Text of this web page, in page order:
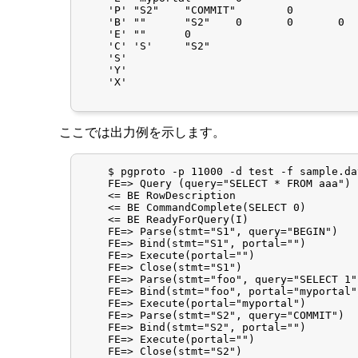
    'P'	"S2"	"COMMIT"	0
    'B'	""	"S2"	0	0	0
    'E'	""	0
    'C'	'S'	"S2"
    'S'
    'Y'
    'X'
ここでは出力例を示します。
$ pgproto -p 11000 -d test -f
    FE=> Query (query="SELECT * FROM aaa")
    <= BE RowDescription
    <= BE CommandComplete(SELECT 0)
    <= BE ReadyForQuery(I)
    FE=> Parse(stmt="S1", query="BEGIN")
    FE=> Bind(stmt="S1", portal="")
    FE=> Execute(portal="")
    FE=> Close(stmt="S1")
FE=> Parse(stmt="foo", query="SELECT
FE=> Bind(stmt="foo",
    FE=> Execute(portal="myportal")
    FE=> Parse(stmt="S2", query="COMMIT")
    FE=> Bind(stmt="S2", portal="")
    FE=> Execute(portal="")
    FE=> Close(stmt="S2")